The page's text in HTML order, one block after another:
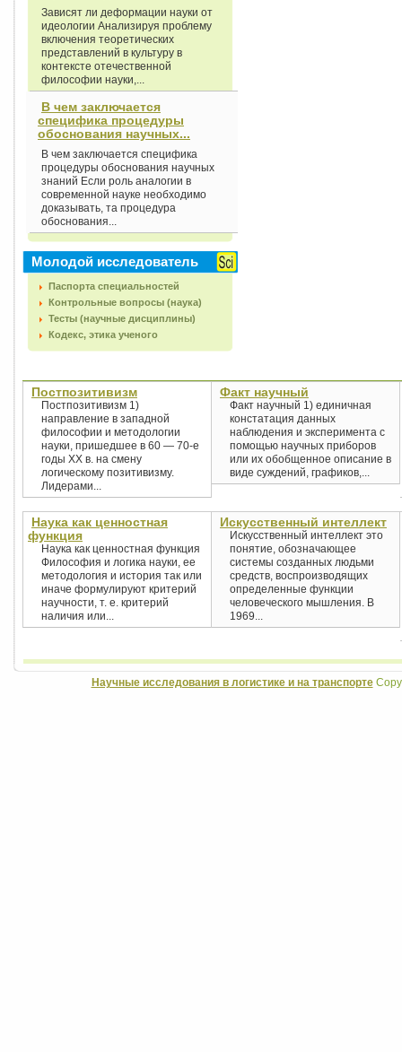
Зависят ли деформации науки от
идеологии Анализируя проблему
включения теоретических
представлений в культуру в
контексте отечественной
философии науки,...
В чем заключается
специфика процедуры
обоснования научных...
В чем заключается специфика
процедуры обоснования научных
знаний Если роль аналогии в
современной науке необходимо
доказывать, та процедура
обоснования...
Молодой исследователь
Паспорта специальностей
Контрольные вопросы (наука)
Тесты (научные дисциплины)
Кодекс, этика ученого
Постпозитивизм
Постпозитивизм 1)
направление в западной
философии и методологии
науки, пришедшее в 60 — 70-е
годы XX в. на смену
логическому позитивизму.
Лидерами...
Факт научный
Факт научный 1) единичная
констатация данных
наблюдения и эксперимента с
помощью научных приборов
или их обобщенное описание в
виде суждений, графиков,...
Наука как ценностная
функция
Наука как ценностная функция
Философия и логика науки, ее
методология и история так или
иначе формулируют критерий
научности, т. е. критерий
наличия или...
Искусственный интеллект
Искусственный интеллект это
понятие, обозначающее
системы созданных людьми
средств, воспроизводящих
определенные функции
человеческого мышления. В
1969...
Научные исследования в логистике и на транспорте